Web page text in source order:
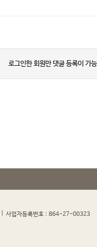
로그인한 회원만 댓글 등록이 가
사업자등록번호 : 864-27-00323